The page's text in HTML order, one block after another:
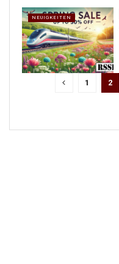
NEUIGKEITEN
1 2